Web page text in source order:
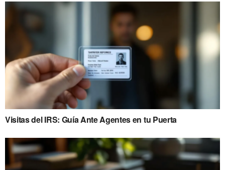
Visitas del IRS: Guía Ante Agentes en tu Puerta